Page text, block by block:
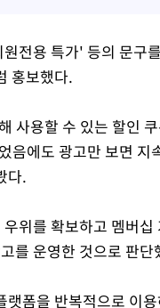
전용 특가' 등의 문구
홍보했다.
사용할 수 있는 할인
음에도 광고만 보면 지
다.
위를 확보하고 멤버
를 운영한 것으로 판단
폼을 반복적으로 이